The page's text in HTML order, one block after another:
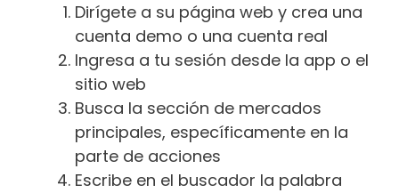
Dirígete a su página web y crea una
cuenta demo o una cuenta real
Ingresa a tu sesión desde la app o el
sitio web
Busca la sección de mercados
principales, específicamente en la
parte de acciones
Escribe en el buscador la palabra